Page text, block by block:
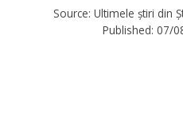
Source: Ultimele știri din
Published: 07/